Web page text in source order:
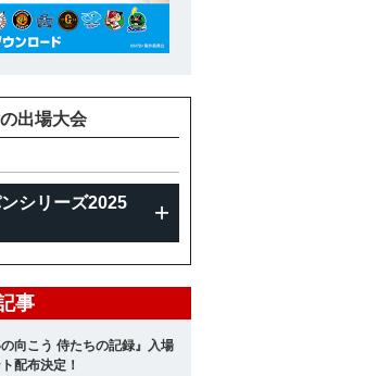
出場大会
シリーズ2025
事
向こう 侍たちの記録』入場
配布決定！